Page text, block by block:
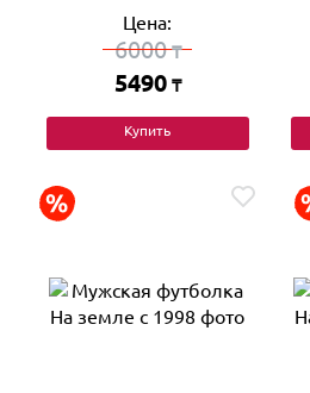
Цена:
6000₸
5490 ₸
Купить